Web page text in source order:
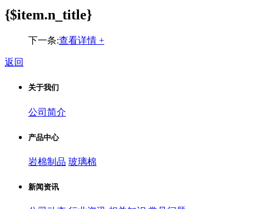
{$item.n_title}
下一条:查看详情 +
返回
关于我们
公司简介
产品中心
岩棉制品 玻璃棉
新闻资讯